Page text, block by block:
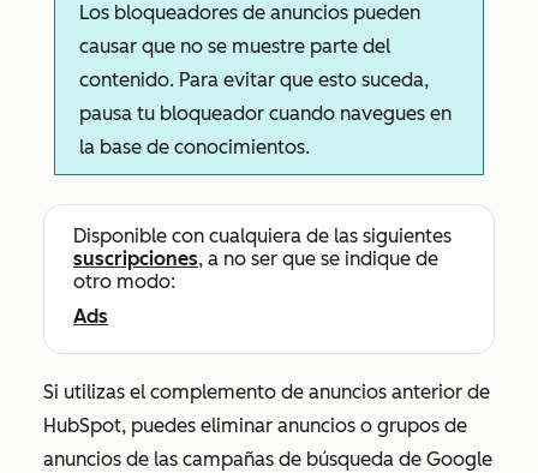
Los bloqueadores de anuncios pueden
causar que no se muestre parte del
contenido. Para evitar que esto suceda,
pausa tu bloqueador cuando navegues en
la base de conocimientos.
Disponible con cualquiera de las siguientes
suscripciones, a no ser que se indique de
otro modo:
Ads
Si utilizas el complemento de anuncios anterior de
HubSpot, puedes eliminar anuncios o grupos de
anuncios de las campañas de búsqueda de Google